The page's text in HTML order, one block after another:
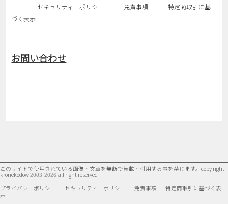
ー
セキュリティーポリシー 免責事項
特定商取引に基
づく表示
お問い合わせ
このサイトで使用されている画像・文章を無断で転載・引用する事を禁じます。 copy right
kronekodow 2003-2026 all right reserved
プライバシーポリシー
セキュリティーポリシー 免責事項
特定商取引に基づく表
示